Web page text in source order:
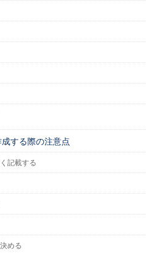
する際の注意点
記載する
める